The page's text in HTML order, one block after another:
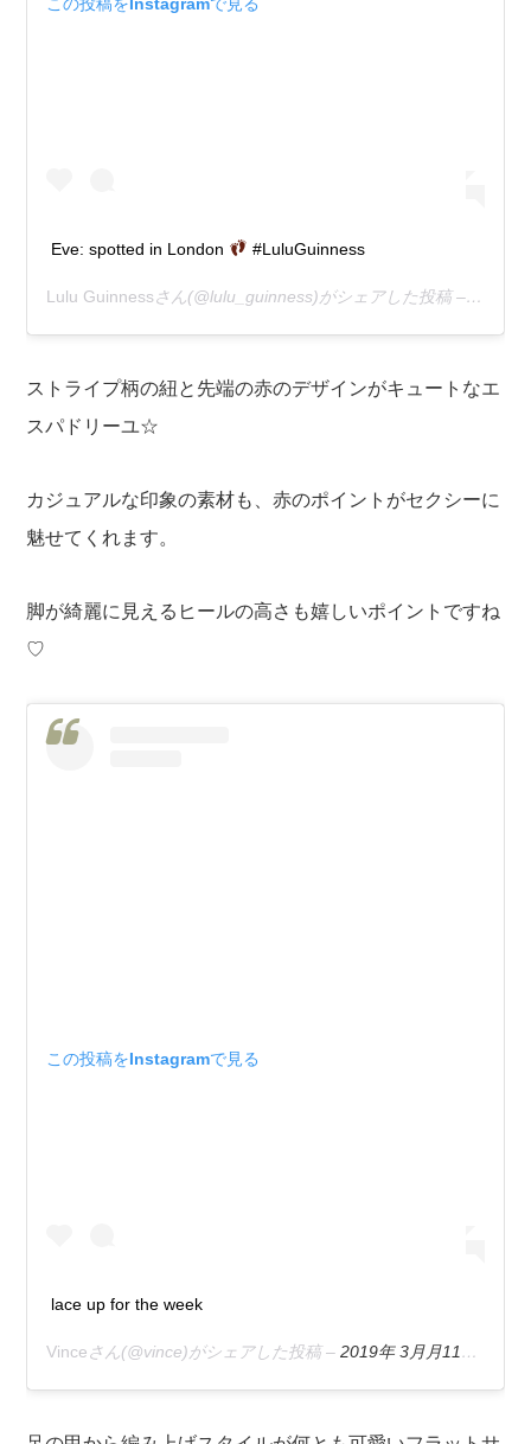
Eve: spotted in London #LuluGuinness
Lulu Guinnessさん(@lulu_guinness)がシェアした投稿 – 2019年
ストライプ柄の紐と先端の赤のデザインがキュートなエ
スパドリーユ☆
カジュアルな印象の素材も、赤のポイントがセクシーに
魅せてくれます。
脚が綺麗に見えるヒールの高さも嬉しいポイントですね
♡
この投稿をInstagramで見る
lace up for the week
Vinceさん(@vince)がシェアした投稿 –2019年 3月月11日午前6時01分PDT